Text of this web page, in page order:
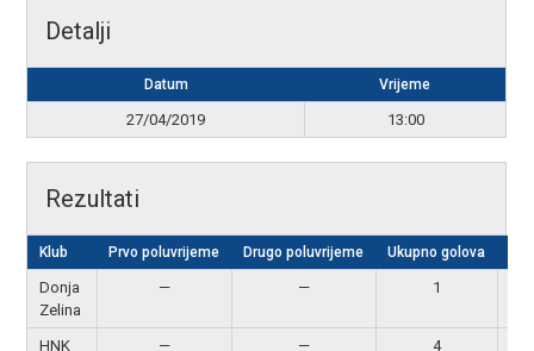
Detalji
Datum Vrijeme
27/04/2019 13:00
Rezultati
Klub Prvo poluvrijeme Drugo poluvrijeme Ukupno golova
Donja
Zelina
— — 1
HNK
— — 4